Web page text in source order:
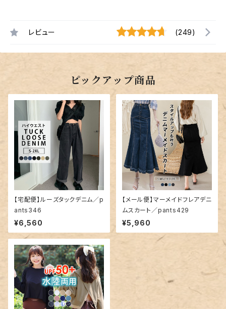
レビュー (249)
ピックアップ商品
【宅配便】ルーズタックデニム／p
ants346
¥6,560
【メール便】マーメイドフレアデニ
ムスカート／pants429
¥5,960